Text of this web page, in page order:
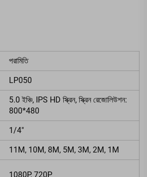
পরামিতি
LP050
5.0 ইঞ্চি, IPS HD স্ক্রিন, স্ক্রিন রেজোলিউশন:
800*480
1/4"
11M, 10M, 8M, 5M, 3M, 2M, 1M
1080P, 720P